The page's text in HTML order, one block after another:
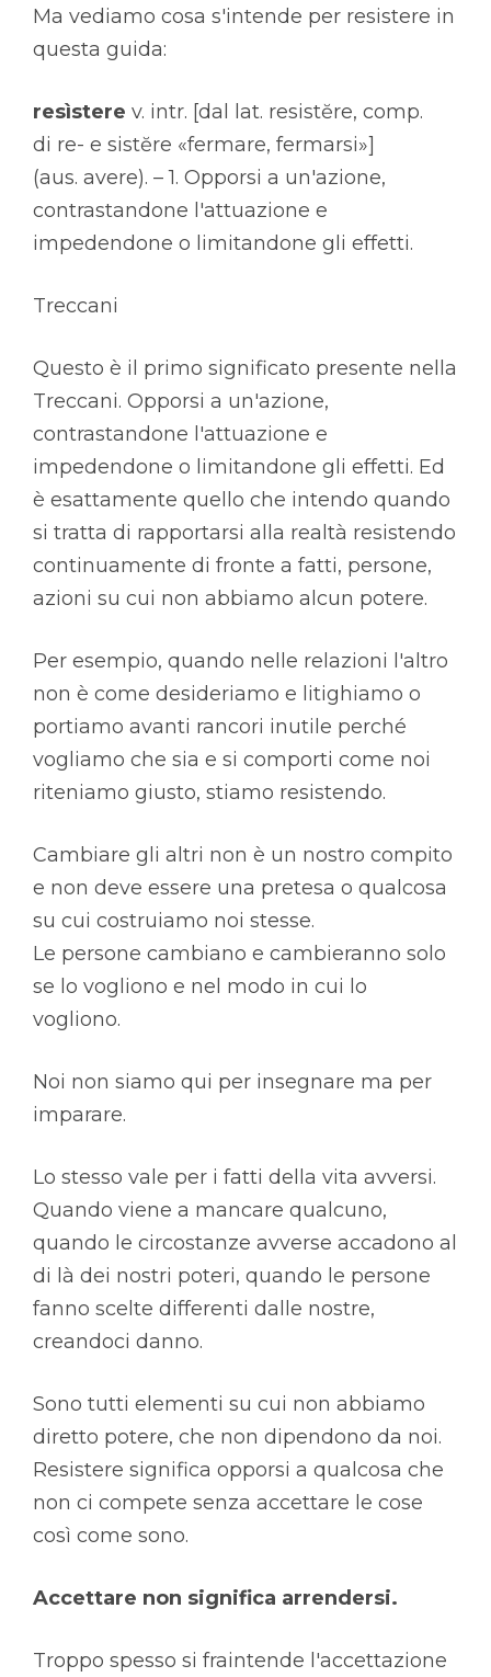
Ma vediamo cosa s'intende per resistere in
questa guida:
resìstere v. intr. [dal lat. resistĕre, comp.
di re- e sistĕre «fermare, fermarsi»]
(aus. avere). – 1. Opporsi a un'azione,
contrastandone l'attuazione e
impedendone o limitandone gli effetti.
Treccani
Questo è il primo significato presente nella
Treccani. Opporsi a un'azione,
contrastandone l'attuazione e
impedendone o limitandone gli effetti. Ed
è esattamente quello che intendo quando
si tratta di rapportarsi alla realtà resistendo
continuamente di fronte a fatti, persone,
azioni su cui non abbiamo alcun potere.
Per esempio, quando nelle relazioni l'altro
non è come desideriamo e litighiamo o
portiamo avanti rancori inutile perché
vogliamo che sia e si comporti come noi
riteniamo giusto, stiamo resistendo.
Cambiare gli altri non è un nostro compito
e non deve essere una pretesa o qualcosa
su cui costruiamo noi stesse.
Le persone cambiano e cambieranno solo
se lo vogliono e nel modo in cui lo
vogliono.
Noi non siamo qui per insegnare ma per
imparare.
Lo stesso vale per i fatti della vita avversi.
Quando viene a mancare qualcuno,
quando le circostanze avverse accadono al
di là dei nostri poteri, quando le persone
fanno scelte differenti dalle nostre,
creandoci danno.
Sono tutti elementi su cui non abbiamo
diretto potere, che non dipendono da noi.
Resistere significa opporsi a qualcosa che
non ci compete senza accettare le cose
così come sono.
Accettare non significa arrendersi.
Troppo spesso si fraintende l'accettazione